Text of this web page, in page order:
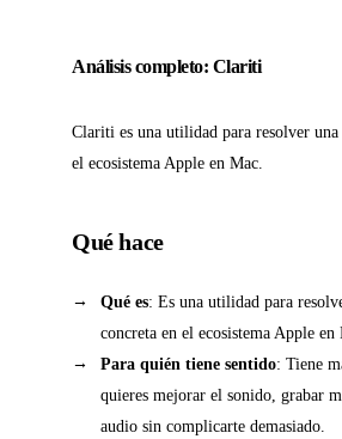
Análisis completo: Clariti
Clariti es una utilidad para resolver una
el ecosistema Apple en Mac.
Qué hace
Qué es: Es una utilidad para
concreta en el ecosistema Apple en
Para quién tiene sentido: Tiene
quieres mejorar el sonido, grabar
audio sin complicarte demasiado.